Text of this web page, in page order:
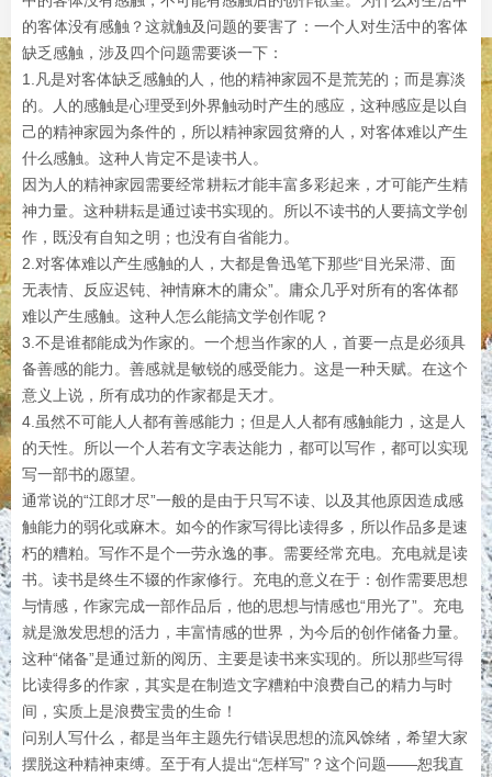
的客体没有感触？这就触及问题的要害了：一个人对生活中的客体
缺乏感触，涉及四个问题需要谈一下：
1.凡是对客体缺乏感触的人，他的精神家园不是荒芜的；而是寡淡
的。人的感触是心理受到外界触动时产生的感应，这种感应是以自
己的精神家园为条件的，所以精神家园贫瘠的人，对客体难以产生
什么感触。这种人肯定不是读书人。
因为人的精神家园需要经常耕耘才能丰富多彩起来，才可能产生精
神力量。这种耕耘是通过读书实现的。所以不读书的人要搞文学创
作，既没有自知之明；也没有自省能力。
2.对客体难以产生感触的人，大都是鲁迅笔下那些“目光呆滞、面
无表情、反应迟钝、神情麻木的庸众”。庸众几乎对所有的客体都
难以产生感触。这种人怎么能搞文学创作呢？
3.不是谁都能成为作家的。一个想当作家的人，首要一点是必须具
备善感的能力。善感就是敏锐的感受能力。这是一种天赋。在这个
意义上说，所有成功的作家都是天才。
4.虽然不可能人人都有善感能力；但是人人都有感触能力，这是人
的天性。所以一个人若有文字表达能力，都可以写作，都可以实现
写一部书的愿望。
通常说的“江郎才尽”一般的是由于只写不读、以及其他原因造成感
触能力的弱化或麻木。如今的作家写得比读得多，所以作品多是速
朽的糟粕。写作不是个一劳永逸的事。需要经常充电。充电就是读
书。读书是终生不辍的作家修行。充电的意义在于：创作需要思想
与情感，作家完成一部作品后，他的思想与情感也“用光了”。充电
就是激发思想的活力，丰富情感的世界，为今后的创作储备力量。
这种“储备”是通过新的阅历、主要是读书来实现的。所以那些写得
比读得多的作家，其实是在制造文字糟粕中浪费自己的精力与时
间，实质上是浪费宝贵的生命！
问别人写什么，都是当年主题先行错误思想的流风馀绪，希望大家
摆脱这种精神束缚。至于有人提出“怎样写”？这个问题——恕我直